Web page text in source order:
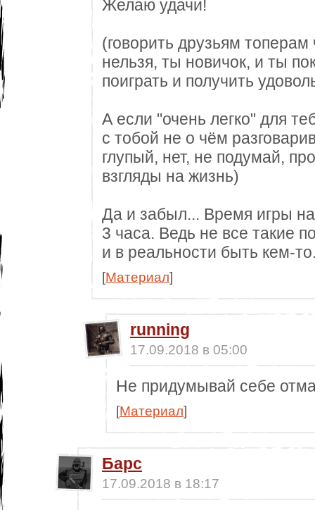
Желаю удачи!
(говорить друзьям
нельзя, ты новичок, и ты
поиграть и получить
А если "очень легко" для
с тобой не о чём
глупый, нет, не подумай,
взгляды на жизнь)
Да и забыл... Время игры
3 часа. Ведь не все такие
и в реальности быть кем-
[Материал]
running
17.09.2018 в 05:00
Не придумывай себе
[Материал]
Барс
17.09.2018 в 18:17